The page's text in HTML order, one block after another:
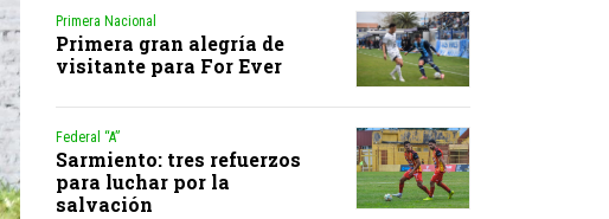
Primera Nacional
Primera gran alegría de
visitante para For Ever
Federal “A”
Sarmiento: tres refuerzos
para luchar por la
salvación